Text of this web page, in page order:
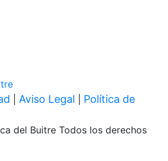
Aviso Legal
Política de
del Buitre Todos los derechos